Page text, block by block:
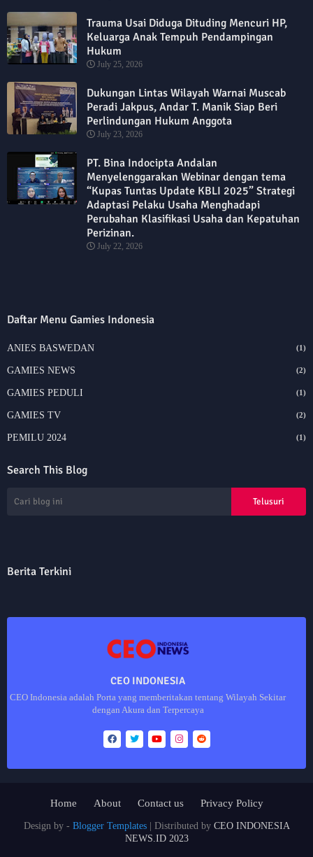
Trauma Usai Diduga Dituding Mencuri HP,
Keluarga Anak Tempuh Pendampingan
Hukum
July 25, 2026
Dukungan Lintas Wilayah Warnai Muscab
Peradi Jakpus, Andar T. Manik Siap Beri
Perlindungan Hukum Anggota
July 23, 2026
PT. Bina Indocipta Andalan
Menyelenggarakan Webinar dengan tema
“Kupas Tuntas Update KBLI 2025” Strategi
Adaptasi Pelaku Usaha Menghadapi
Perubahan Klasifikasi Usaha dan Kepatuhan
Perizinan.
July 22, 2026
Daftar Menu Gamies Indonesia
ANIES BASWEDAN (1)
GAMIES NEWS (2)
GAMIES PEDULI (1)
GAMIES TV (2)
PEMILU 2024 (1)
Search This Blog
Berita Terkini
CEO INDONESIA
CEO Indonesia adalah Porta yang memberitakan tentang Wilayah Sekitar
dengan Akura dan Terpercaya
Design by - Blogger Templates | Distributed by CEO INDONESIA
NEWS.ID 2023
Home About Contact us Privacy Policy